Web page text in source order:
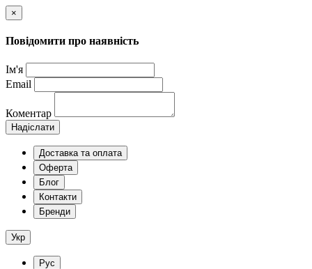
×
Повідомити про наявність
Ім'я
Email
Коментар
Надіслати
Доставка та оплата
Оферта
Блог
Контакти
Бренди
Укр
Рус